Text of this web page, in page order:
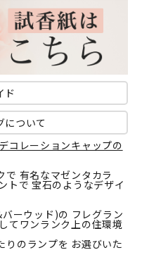
ド
について
コレーションキャップの
で 有名なマゼンタカラ
トで 宝石のようなデザイ
ーウッド)の フレグラン
てワンランク上の住環境
りのランプを お選びいた